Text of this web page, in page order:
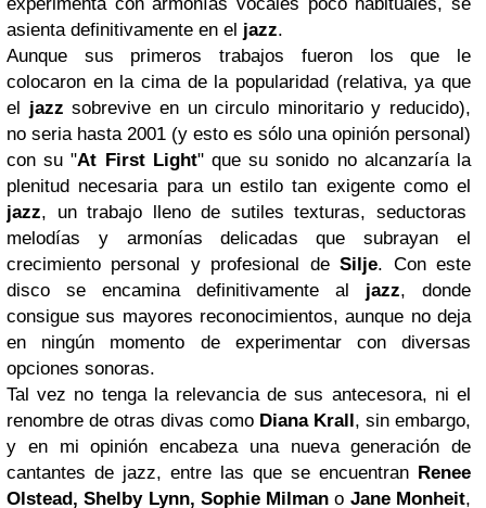
asienta definitivamente en el jazz.
Aunque sus primeros trabajos fueron los que le
colocaron en la cima de la popularidad (relativa, ya que
el jazz sobrevive en un circulo minoritario y reducido),
no seria hasta 2001 (y esto es sólo una opinión personal)
con su "At First Light" que su sonido no alcanzaría la
plenitud necesaria para un estilo tan exigente como el
jazz, un trabajo lleno de sutiles texturas, seductoras
melodías y armonías delicadas que subrayan el
crecimiento personal y profesional deSilje. Con este
disco se encamina definitivamente al jazz, donde
consigue sus mayores reconocimientos, aunque no deja
en ningún momento de experimentar con diversas
opciones sonoras.
Tal vez no tenga la relevancia de sus antecesora, ni el
renombre de otras divas como Diana Krall, sin embargo,
y en mi opinión encabeza una nueva generación de
cantantes de jazz, entre las que se encuentran Renee
Olstead, Shelby Lynn, Sophie Milman o Jane Monheit,